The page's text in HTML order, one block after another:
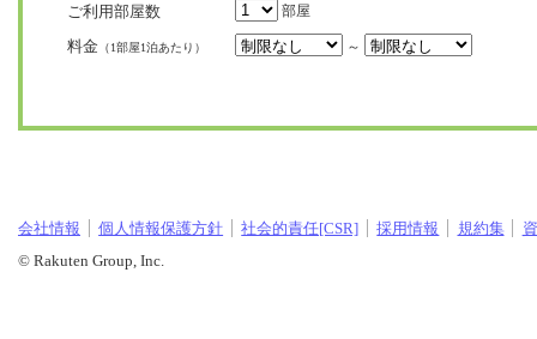
ご利用部屋数 部屋
料金 （1部屋1泊あたり） ～
会社情報 個人情報保護方針 社会的責任[CSR] 採用情報 規約集
© Rakuten Group, Inc.